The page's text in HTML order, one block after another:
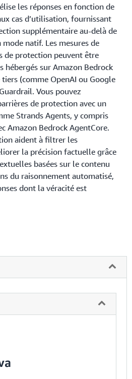
les réponses en fonction de
cas d’utilisation, fournissant
supplémentaire au-delà de
natif. Les mesures de
de protection peuvent être
hébergés sur Amazon Bedrock
(comme OpenAI ou Google
Vous pouvez
de protection avec un
Strands Agents, y compris
Amazon Bedrock AgentCore.
aident à filtrer les
la précision factuelle grâce
basées sur le contenu
du raisonnement automatisé,
dont la véracité est